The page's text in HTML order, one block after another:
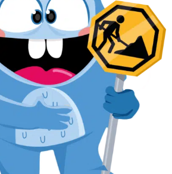
votre anniversaire
le formulaire ci-
après.
sera alors réservé dans
et si nous avons besoin
nous aurons toutes
sous la main.